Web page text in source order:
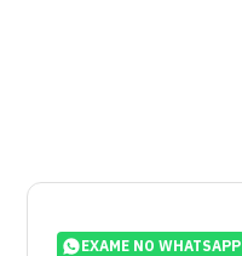
EXAME NO WHATSAPP